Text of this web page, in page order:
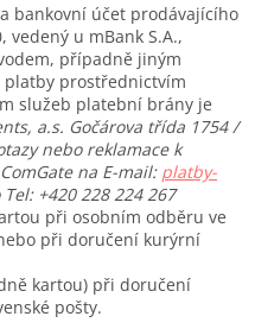
bankovní účet prodávajícího
vedený u mBank S.A.,
případně jiným
platby prostřednictvím
služeb platební brány je
a.s. Gočárova třída 1754 /
nebo reklamace k
na E-mail: platby-
+420 228 224 267
při osobním odběru ve
při doručení kurýrní
kartou) při doručení
pošty.